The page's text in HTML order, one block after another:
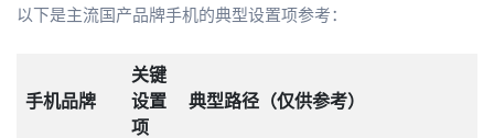
以下是主流国产品牌手机的典型设置项参考：
手机品牌
关键
设置
项
典型路径（仅供参考）